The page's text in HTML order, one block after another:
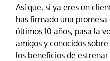
Así que, si ya eres un
has firmado una
últimos 10 años, pasa la
amigos y conocidos
los beneficios de